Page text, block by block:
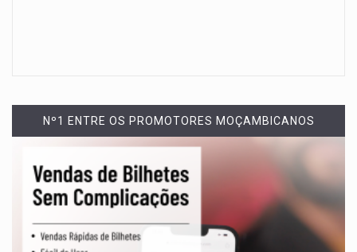
Nº1 ENTRE OS PROMOTORES MOÇAMBICANOS